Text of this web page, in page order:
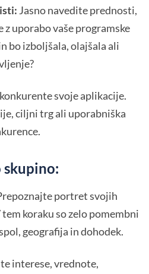
Jasno navedite prednosti,
uporabo vaše programske
bo izboljšala, olajšala ali
svoje aplikacije.
ciljni trg ali uporabniška
portret svojih
koraku so zelo pomembni
geografija in dohodek.
interese, vrednote,